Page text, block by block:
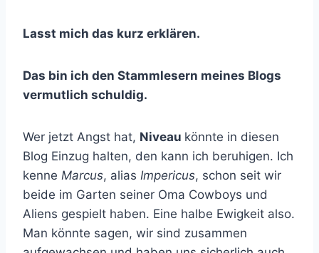
Lasst mich das kurz erklären.
Das bin ich den Stammlesern meines Blogs
vermutlich schuldig.
Wer jetzt Angst hat, Niveau könnte in diesen
Blog Einzug halten, den kann ich beruhigen. Ich
kenne Marcus, alias Impericus, schon seit wir
beide im Garten seiner Oma Cowboys und
Aliens gespielt haben. Eine halbe Ewigkeit also.
Man könnte sagen, wir sind zusammen